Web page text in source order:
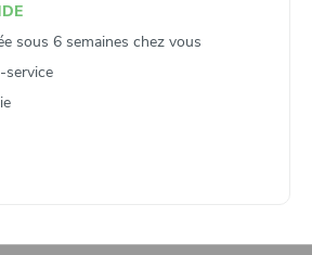
sous 6 semaines chez vous